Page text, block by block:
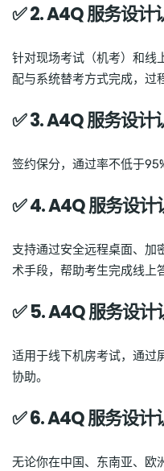
✅ 2. A4Q 服务设计
针对现场考试（机考）和线
配与系统替考方式完成，过
✅ 3. A4Q 服务设计
签约保分，通过率不低于
✅ 4. A4Q 服务设计
支持通过安全远程桌面、加
术手段，帮助考生完成线上
✅ 5. A4Q 服务设计
适用于线下机房考试，通过
协助。
✅ 6. A4Q 服务设
无论你在中国、东南亚、欧